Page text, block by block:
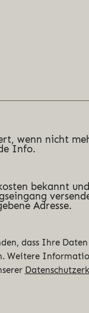
wenn nicht
Info.
bekannt
Adresse.
dass Ihre
Weitere